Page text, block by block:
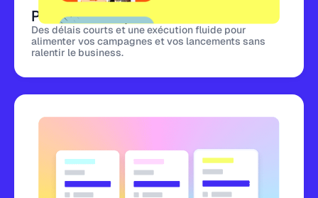
Production rapide et illimité
Des délais courts et une exécution fluide pour
alimenter vos campagnes et vos lancements sans
ralentir le business.